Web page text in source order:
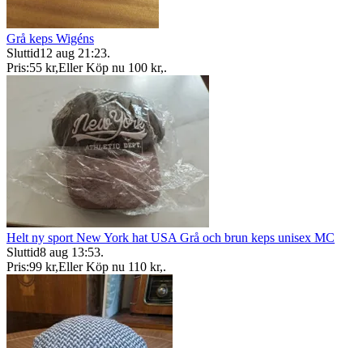
Grå keps Wigéns
Sluttid12 aug 21:23.
Pris:55 kr,Eller Köp nu 100 kr,.
Helt ny sport New York hat USA Grå och brun keps unisex MC
Sluttid8 aug 13:53.
Pris:99 kr,Eller Köp nu 110 kr,.